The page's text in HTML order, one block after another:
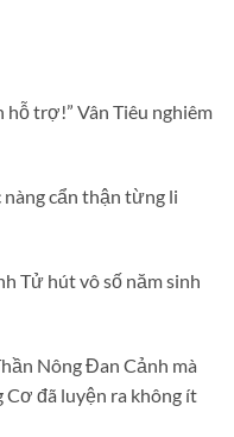
hỗ trợ!” Vân Tiêu nghiêm
nàng cẩn thận từng li
Tử hút vô số năm sinh
Nông Đan Cảnh mà
đã luyện ra không ít